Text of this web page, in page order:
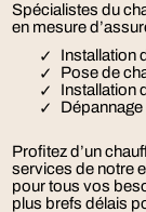
Spécialistes du
en mesure
Installation
Pose de
Installation
Profitez d’un
services de notre
pour tous vos
plus brefs délais